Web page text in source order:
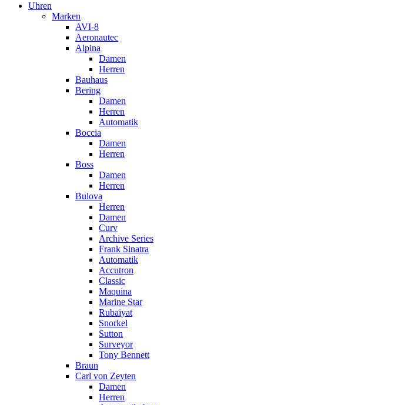
Uhren
Marken
AVI-8
Aeronautec
Alpina
Damen
Herren
Bauhaus
Bering
Damen
Herren
Automatik
Boccia
Damen
Herren
Boss
Damen
Herren
Bulova
Herren
Damen
Curv
Archive Series
Frank Sinatra
Automatik
Accutron
Classic
Maquina
Marine Star
Rubaiyat
Snorkel
Sutton
Surveyor
Tony Bennett
Braun
Carl von Zeyten
Damen
Herren